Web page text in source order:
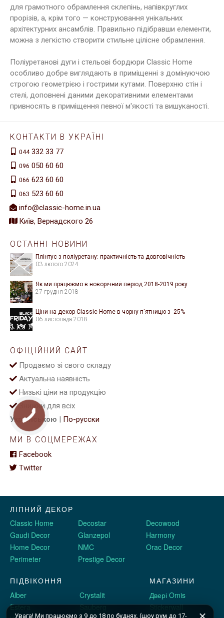
для грамотного обрамлення склепінь, напівкруглих
прорізів, а, крім того — конструювання унікальних
архітектурних ансамблів. Правильно підібравши елементи,
можна з легкістю створити стильне цілісне обрамлення.
Поліуретанові дуги і стельові бордюри Classic Home
особливо добре виглядають в приміщенні з домінуючою
строгою геометрією і гострими кутами. Поверхню стін і
стелі, доповнені даними декоративними елементами
привносять в приміщення певної м'якості та вишуканості.
КОНТАКТИ В УКРАЇНІ
044332 33 77
096 050 60 60
066 623 60 60
063 523 60 60
info@classic-home.in.ua
Київ, Вернадского 26
ОСТАННІ НОВИНИ
Плінтус з поліуретану: практичність та довговічність
03 лютого 2024
Як ми працюємо в новорічний період 2018-2019 року
27 грудня 2018
Ціни на декор Classic Home в чорну п'ятницю з -25%
06 листопада 2018
ОФІЦІЙНИЙ САЙТ
Продаємо зі свого складу
Актуальна наявність
Низькі ціни на продукцію
Знижки для всіх
Українською | По-русски
МИ В СОЦМЕРЕЖАХ
Facebook
Twitter
ЛІПНИЙ ДЕКОР
Classic Home
Decostar
Decowood
Gaudi Decor
Glanzepol
Harmony
Home Decor
NMC
Orac Decor
Perimeter
Prestige Decor
ПІДВІКОННЯ
Alber
Crystalit
Estera
Sauberg
МАГАЗИНИ
Двері Omis
Stickerwall
Увага! Ми працюємо з 9 до 18 по буднях, (шоу рум до 17-